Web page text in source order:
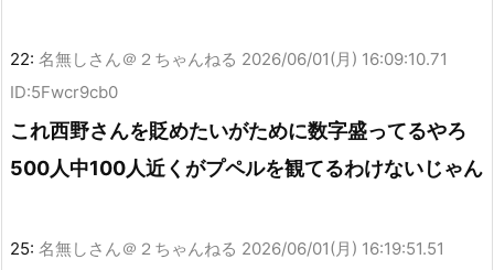
22: 名無しさん＠２ちゃんねる 2026/06/01(月) 16:09:10.71
ID:5Fwcr9cb0
これ西野さんを貶めたいがために数字盛ってるやろ
500人中100人近くがプペルを観てるわけないじゃん
25: 名無しさん＠２ちゃんねる 2026/06/01(月) 16:19:51.51